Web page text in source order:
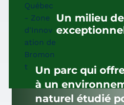
Un milieu
Un parc qui
à un
naturel étudié